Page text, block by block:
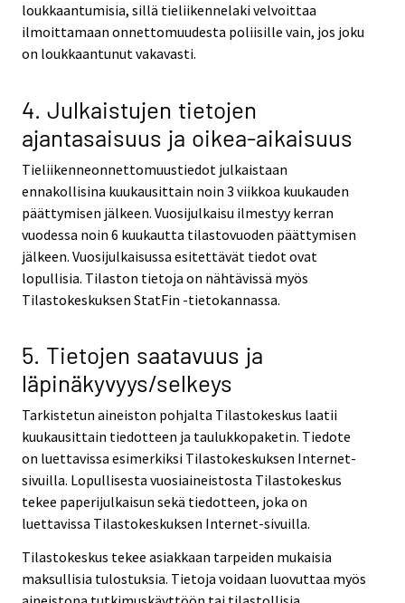
loukkaantumisia, sillä tieliikennelaki velvoittaa
ilmoittamaan onnettomuudesta poliisille vain, jos joku
on loukkaantunut vakavasti.
4. Julkaistujen tietojen
ajantasaisuus ja oikea-aikaisuus
Tieliikenneonnettomuustiedot julkaistaan
ennakollisina kuukausittain noin 3 viikkoa kuukauden
päättymisen jälkeen. Vuosijulkaisu ilmestyy kerran
vuodessa noin 6 kuukautta tilastovuoden päättymisen
jälkeen. Vuosijulkaisussa esitettävät tiedot ovat
lopullisia. Tilaston tietoja on nähtävissä myös
Tilastokeskuksen StatFin -tietokannassa.
5. Tietojen saatavuus ja
läpinäkyvyys/selkeys
Tarkistetun aineiston pohjalta Tilastokeskus laatii
kuukausittain tiedotteen ja taulukkopaketin. Tiedote
on luettavissa esimerkiksi Tilastokeskuksen Internet-
sivuilla. Lopullisesta vuosiaineistosta Tilastokeskus
tekee paperijulkaisun sekä tiedotteen, joka on
luettavissa Tilastokeskuksen Internet-sivuilla.
Tilastokeskus tekee asiakkaan tarpeiden mukaisia
maksullisia tulostuksia. Tietoja voidaan luovuttaa myös